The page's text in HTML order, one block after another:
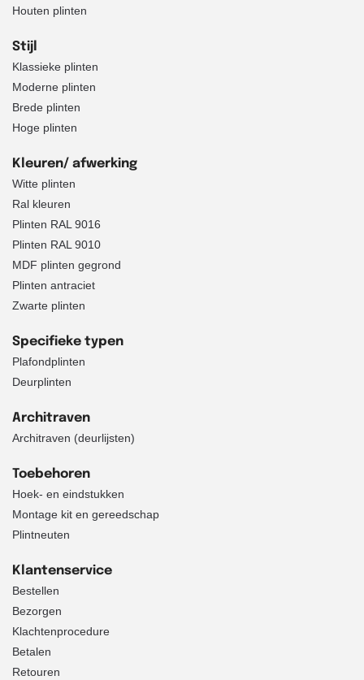
Houten plinten
Stijl
Klassieke plinten
Moderne plinten
Brede plinten
Hoge plinten
Kleuren/ afwerking
Witte plinten
Ral kleuren
Plinten RAL 9016
Plinten RAL 9010
MDF plinten gegrond
Plinten antraciet
Zwarte plinten
Specifieke typen
Plafondplinten
Deurplinten
Architraven
Architraven (deurlijsten)
Toebehoren
Hoek- en eindstukken
Montage kit en gereedschap
Plintneuten
Klantenservice
Bestellen
Bezorgen
Klachtenprocedure
Betalen
Retouren